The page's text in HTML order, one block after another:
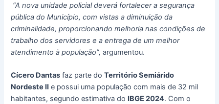
“A nova unidade policial deverá fortalecer a segurança
pública do Município, com vistas a diminuição da
criminalidade, proporcionando melhoria nas condições de
trabalho dos servidores e a entrega de um melhor
atendimento à população”, argumentou.
Cícero Dantas faz parte doTerritório Semiárido
Nordeste II e possui uma população com mais de 32 mil
habitantes, segundo estimativa do IBGE 2024. Com o